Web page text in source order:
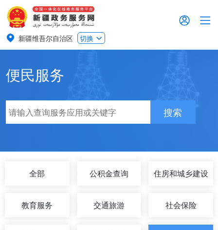
新疆维吾尔自治区 切换
便民服务
搜索
全部 公积金查询 住房和城乡建设
教育服务 交通旅游 社会保险